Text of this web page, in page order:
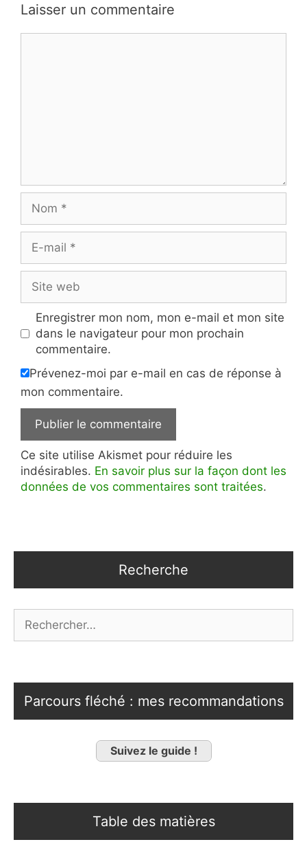
Laisser un commentaire
mail
web
Enregistrer mon nom, mon e-mail et mon site
dans le navigateur pour mon prochain
commentaire.
Prévenez-moi par e-mail en cas de réponse à
mon commentaire.
Ce site utilise Akismet pour réduire les
indésirables. En savoir plus sur la façon dont les
données de vos commentaires sont traitées.
Recherche
Parcours fléché : mes recommandations
Suivez le guide !
Table des matières